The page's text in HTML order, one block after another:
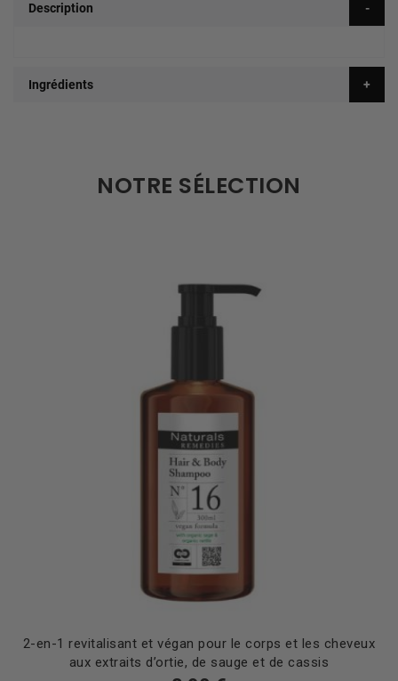
Description
Ingrédients
NOTRE SÉLECTION
2-en-1 revitalisant et végan pour le corps et les cheveux
aux extraits d’ortie, de sauge et de cassis